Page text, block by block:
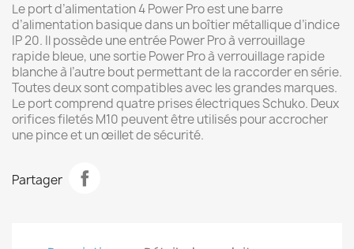
Le port d’alimentation 4 Power Pro est une barre
d’alimentation basique dans un boîtier métallique d’indice
IP 20. Il possède une entrée Power Pro à verrouillage
rapide bleue, une sortie Power Pro à verrouillage rapide
blanche à l’autre bout permettant de la raccorder en série.
Toutes deux sont compatibles avec les grandes marques.
Le port comprend quatre prises électriques Schuko. Deux
orifices filetés M10 peuvent être utilisés pour accrocher
une pince et un œillet de sécurité.
Partager